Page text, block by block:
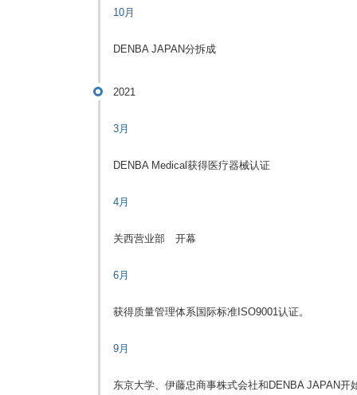
10月
DENBA JAPAN分拆成
2021
3月
DENBA Medical获得医疗器械认证
4月
关西营业部 开幕
6月
获得质量管理体系国际标准ISO9001认证。
9月
东京大学、伊藤忠商事株式会社和DENBA JAPAN开